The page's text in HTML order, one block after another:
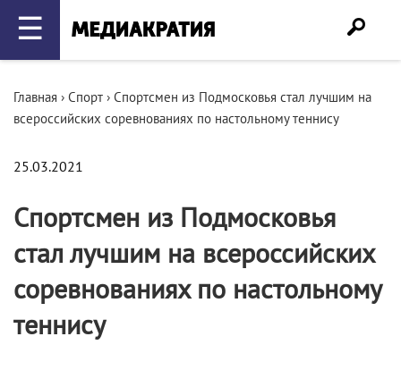
☰
Главная › Спорт › Спортсмен из Подмосковья стал лучшим на
всероссийских соревнованиях по настольному теннису
25.03.2021
Спортсмен из Подмосковья
стал лучшим на всероссийских
соревнованиях по настольному
теннису